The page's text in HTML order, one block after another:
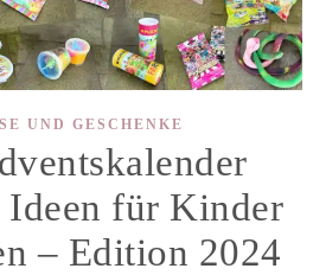
UND GESCHENKE
Ideen für Kinder
– Edition 2024